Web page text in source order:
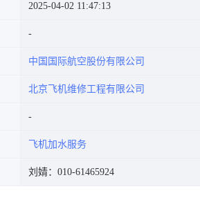
2025-04-02 11:47:13
中国国际航空股份有限公司
北京飞机维修工程有限公司
飞机加水服务
刘婧：010-61465924